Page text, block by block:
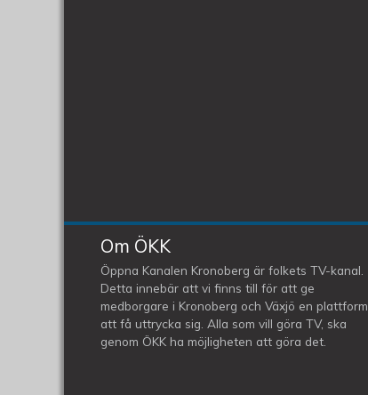
Om ÖKK
Öppna Kanalen Kronoberg är folkets TV-kanal.
Detta innebär att vi finns till för att ge
medborgare i Kronoberg och Växjö en plattform
att få uttrycka sig. Alla som vill göra TV, ska
genom ÖKK ha möjligheten att göra det.